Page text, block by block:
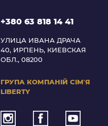
+380 63 818 14 41
УЛИЦА ИВАНА ДРАЧА
40, ИРПЕНЬ, КИЕВСКАЯ
ОБЛ., 08200
ГРУПА КОМПАНІЙ СІМʼЯ
LIBERTY